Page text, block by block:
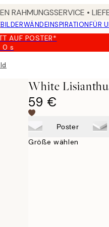
RAHMUNGSSERVICE •
BILDERWÄNDEINSPIRATIONFÜR
AUF POSTER*
0 s
White
59 €
Poster
Größe wählen